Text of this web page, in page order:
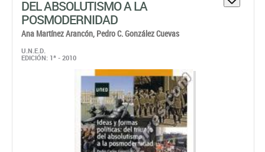
DEL ABSOLUTISMO A LA
POSMODERNIDAD
Ana Martínez Arancón, Pedro C. González Cuevas
U.N.E.D.
EDICIÓN: 1ª - 2010